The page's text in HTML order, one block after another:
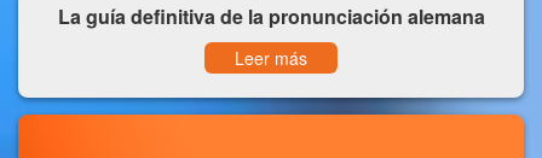
La guía definitiva de la pronunciación alemana
Leer más